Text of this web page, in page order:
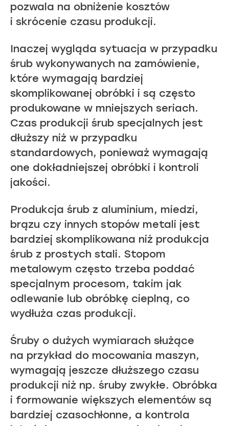
pozwala na obniżenie kosztów
i skrócenie czasu produkcji.
Inaczej wygląda sytuacja w przypadku
śrub wykonywanych na zamówienie,
które wymagają bardziej
skomplikowanej obróbki i są często
produkowane w mniejszych seriach.
Czas produkcji śrub specjalnych jest
dłuższy niż w przypadku
standardowych, ponieważ wymagają
one dokładniejszej obróbki i kontroli
jakości.
Produkcja śrub z aluminium, miedzi,
brązu czy innych stopów metali jest
bardziej skomplikowana niż produkcja
śrub z prostych stali. Stopom
metalowym często trzeba poddać
specjalnym procesom, takim jak
odlewanie lub obróbkę cieplną, co
wydłuża czas produkcji.
Śruby o dużych wymiarach służące
na przykład do mocowania maszyn,
wymagają jeszcze dłuższego czasu
produkcji niż np. śruby zwykłe. Obróbka
i formowanie większych elementów są
bardziej czasochłonne, a kontrola